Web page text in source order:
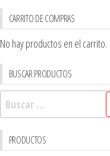
CARRITO DE COMPRAS
No hay productos en el carrito.
BUSCAR PRODUCTOS
Buscar:
PRODUCTOS